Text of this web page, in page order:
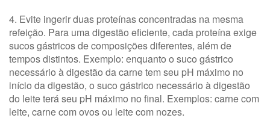
4. Evite ingerir duas proteínas concentradas na mesma
refeição. Para uma digestão eficiente, cada proteína exige
sucos gástricos de composições diferentes, além de
tempos distintos. Exemplo: enquanto o suco gástrico
necessário à digestão da carne tem seu pH máximo no
início da digestão, o suco gástrico necessário à digestão
do leite terá seu pH máximo no final. Exemplos: carne com
leite, carne com ovos ou leite com nozes.